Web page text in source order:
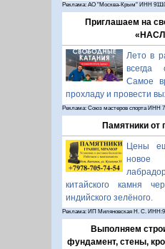
Реклама: АО "Москва-Крым" ИНН
Приглашаем на
Лето в
всегда
Самое
прохладу и провести
Реклама: Союз мастеров спорта ИНН
Памятники от
Цены
новое
китайского камня
индийского зелёного.
Реклама: ИП Миляновская Н. С.
Выполняем
фундамент, стены,